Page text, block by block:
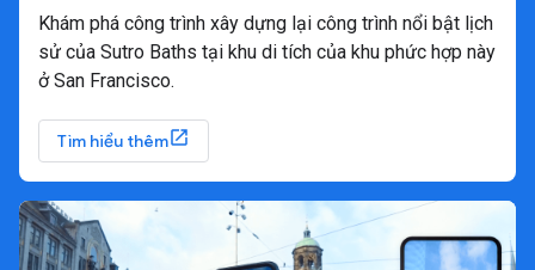
Khám phá công trình xây dựng lại công trình nổi bật lịch
sử của Sutro Baths tại khu di tích của khu phức hợp này
ở San Francisco.
Tìm hiểu thêm